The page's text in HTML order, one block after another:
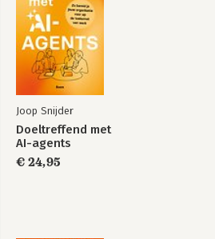
Help teamleden om zich te uiten
7 Word een bondgenoot 181
Help gemarginaliseerde teamleden
geaccepteerd te voelen
8 Van uitsluiting naar verbinding 200
Help teamleden om sociale banden
9 Van twijfels naar zelfverzekerdheid
Dankbaarheid als middel om
Joop Snijder
Doeltreffend met
AI-agents
€ 24,95